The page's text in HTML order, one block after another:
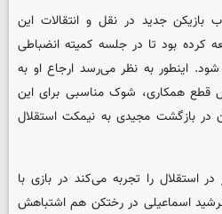
بازیکن جدید در نقل و انتقالات این
کرده بود تا در جلسه کمیته انضباطی
اینطور به نظر می‌رسد ارجاع او به
قطع همکاری، شوک مناسبی برای این
در بازگشت مجیدی به نیمکت استقلال
را تجربه می‌کند در بازی با
اسماعیلی در رختکن هم اشتباهش